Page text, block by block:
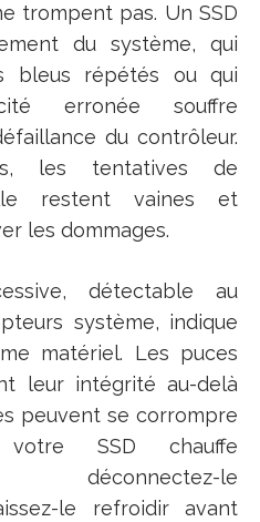
trompent pas. Un SSD
du système, qui
bleus répétés ou qui
erronée souffre
du contrôleur.
les tentatives de
restent vaines et
les dommages.
détectable au
système, indique
matériel. Les puces
leur intégrité au-delà
peuvent se corrompre
votre SSD chauffe
déconnectez-le
le refroidir avant